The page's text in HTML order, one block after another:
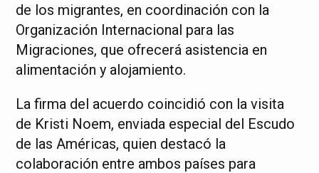
de los migrantes, en coordinación con la
Organización Internacional para las
Migraciones, que ofrecerá asistencia en
alimentación y alojamiento.
La firma del acuerdo coincidió con la visita
de Kristi Noem, enviada especial del Escudo
de las Américas, quien destacó la
colaboración entre ambos países para